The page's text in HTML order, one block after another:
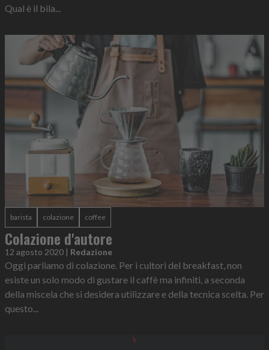
Qual è il bila...
barista colazione coffee
Colazione d'autore
12 agosto 2020 | Redazione
Oggi parliamo di colazione. Per i cultori del breakfast, non
esiste un solo modo di gustare il caffè ma infiniti, a seconda
della miscela che si desidera utilizzare e della tecnica scelta. Per
questo...